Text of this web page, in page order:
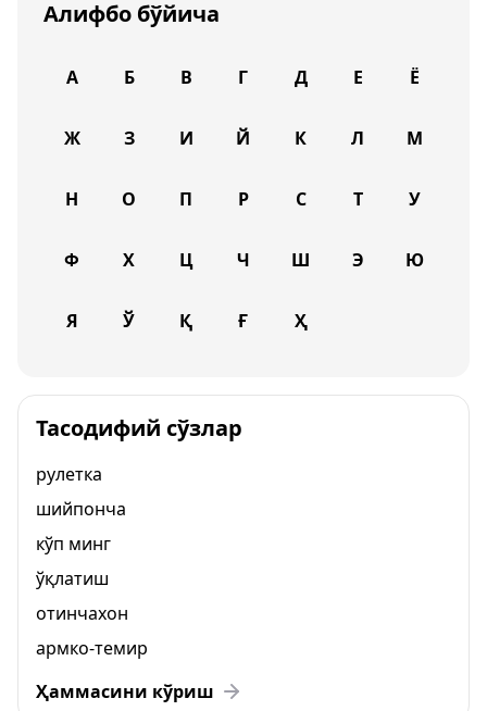
Алифбо бўйича
А Б В Г Д Е Ё
Ж З И Й К Л М
Н О П Р С Т У
Ф Х Ц Ч Ш Э Ю
Я Ў Қ Ғ Ҳ
Тасодифий сўзлар
рулетка
шийпонча
кўп минг
ўқлатиш
отинчахон
армко-темир
Ҳаммасини кўриш